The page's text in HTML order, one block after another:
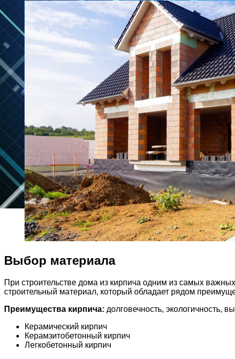
Выбор материала
При строительстве дома из кирпича одним из самых
строительный материал, который обладает рядом
Преимущества кирпича: долговечность, экологичность,
Керамический кирпич
Керамзитобетонный кирпич
Легкобетонный кирпич